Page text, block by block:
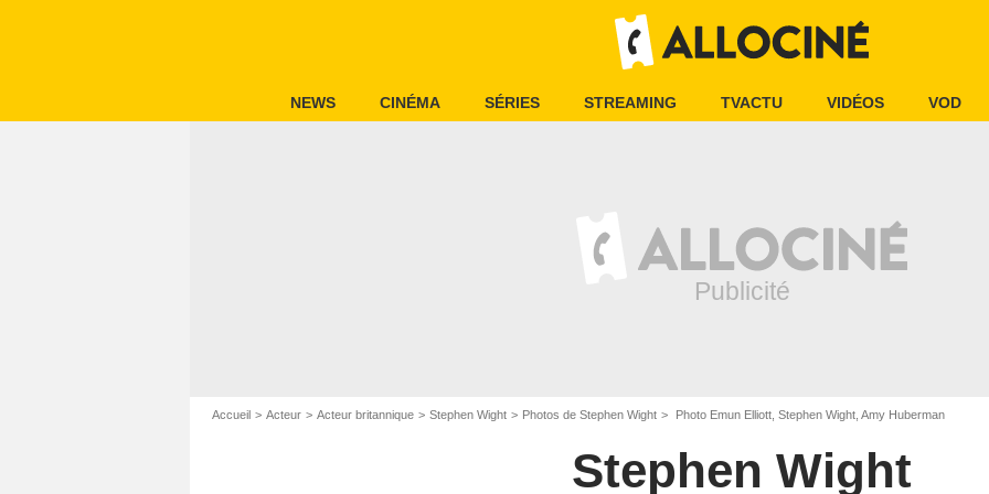
NEWS CINÉMA SÉRIES STREAMING TVACTU VIDÉOS VOD
Accueil Acteur Acteur britannique Stephen Wight Photos de Stephen Wight Photo Emun Elliott, Stephen Wight, Amy Huberman
Stephen Wight